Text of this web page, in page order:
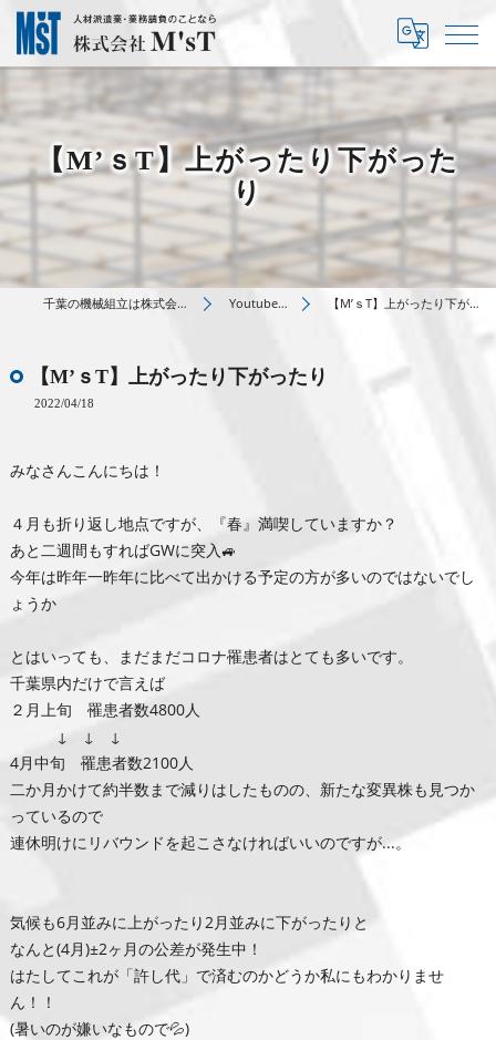
【M’ｓT】上がったり下がった
り
千葉の機械組立は株式会社M’sT Youtube動画 【M’ｓT】上がったり下がったり
【M’ｓT】上がったり下がったり
2022/04/18
みなさんこんにちは！
４月も折り返し地点ですが、『春』満喫していますか？
あと二週間もすればGWに突入🚙
今年は昨年一昨年に比べて出かける予定の方が多いのではないでし
ょうか
とはいっても、まだまだコロナ罹患者はとても多いです。
千葉県内だけで言えば
２月上旬 罹患者数4800人
↓ ↓ ↓
4月中旬 罹患者数2100人
二か月かけて約半数まで減りはしたものの、新たな変異株も見つか
っているので
連休明けにリバウンドを起こさなければいいのですが...。
気候も6月並みに上がったり2月並みに下がったりと
なんと(4月)±2ヶ月の公差が発生中！
はたしてこれが「許し代」で済むのかどうか私にもわかりませ
ん！！
(暑いのが嫌いなもので💦)